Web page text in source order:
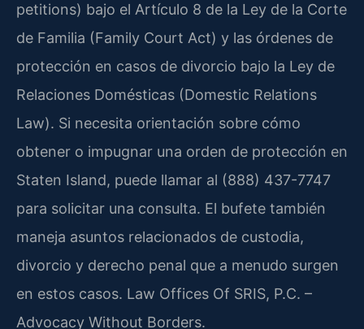
petitions) bajo el Artículo 8 de la Ley de la Corte
de Familia (Family Court Act) y las órdenes de
protección en casos de divorcio bajo la Ley de
Relaciones Domésticas (Domestic Relations
Law). Si necesita orientación sobre cómo
obtener o impugnar una orden de protección en
Staten Island, puede llamar al (888) 437-7747
para solicitar una consulta. El bufete también
maneja asuntos relacionados de custodia,
divorcio y derecho penal que a menudo surgen
en estos casos. Law Offices Of SRIS, P.C. –
Advocacy Without Borders.